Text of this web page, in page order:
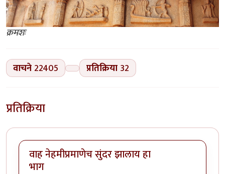
क्रमशः
वाचने 22405 प्रतिक्रिया 32
प्रतिक्रिया
वाह नेहमीप्रमाणेच सुंदर झालाय हा
भाग